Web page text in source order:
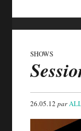
SHOWS
26.05.12 par